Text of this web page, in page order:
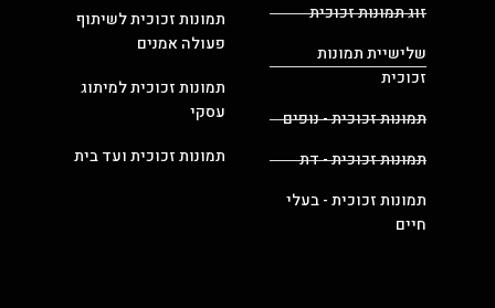
זוג תמונות זכוכית
שלישיית תמונות
זכוכית
תמונות זכוכית - נופים
תמונות זכוכית - דת
תמונות זכוכית - בעלי
חיים
תמונות זכוכית לשיתוף
פעולה אמנים
תמונות זכוכית למיתוג
עסקי
תמונות זכוכית ועד בית